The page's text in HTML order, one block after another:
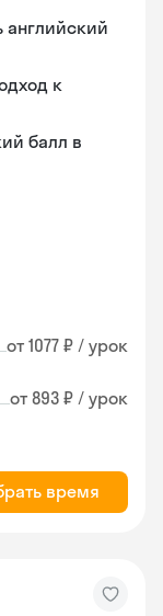
английский
к
балл в
от 1077 ₽ / урок
от 893 ₽ / урок
время